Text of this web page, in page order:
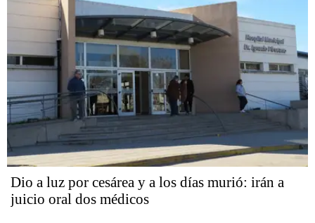
Dio a luz por cesárea y a los días murió: irán a
juicio oral dos médicos